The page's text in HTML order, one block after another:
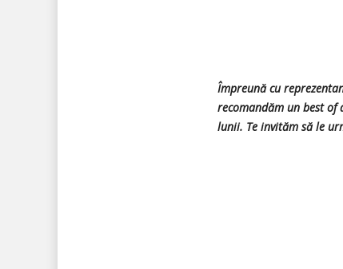
Împreună cu
recomandăm un best of
lunii. Te invităm să le